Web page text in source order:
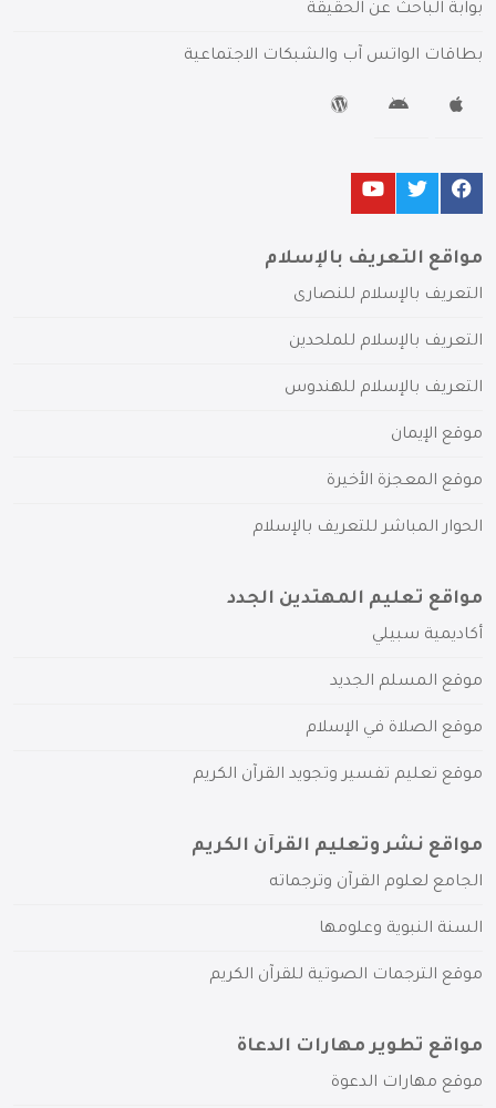
بوابة الباحث عن الحقيقة
بطاقات الواتس آب والشبكات الاجتماعية
مواقع التعريف بالإسلام
التعريف بالإسلام للنصارى
التعريف بالإسلام للملحدين
التعريف بالإسلام للهندوس
موقع الإيمان
موقع المعجزة الأخيرة
الحوار المباشر للتعريف بالإسلام
مواقع تعليم المهتدين الجدد
أكاديمية سبيلي
موقع المسلم الجديد
موقع الصلاة في الإسلام
موقع تعليم تفسير وتجويد القرآن الكريم
مواقع نشر وتعليم القرآن الكريم
الجامع لعلوم القرآن وترجماته
السنة النبوية وعلومها
موقع الترجمات الصوتية للقرآن الكريم
مواقع تطوير مهارات الدعاة
موقع مهارات الدعوة